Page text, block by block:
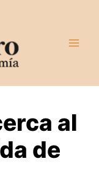
al
de